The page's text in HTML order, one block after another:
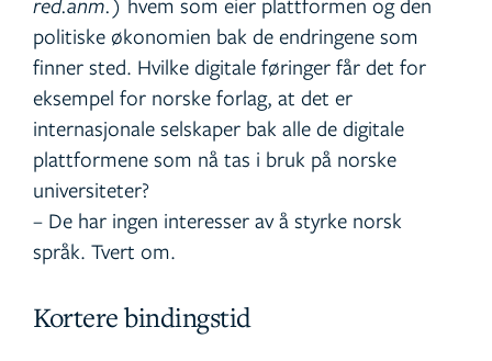
politiske økonomien bak de endringene som
finner sted. Hvilke digitale føringer får det for
eksempel for norske forlag, at det er
internasjonale selskaper bak alle de digitale
plattformene som nå tas i bruk på norske
universiteter?
– De har ingen interesser av å styrke norsk
språk. Tvert om.
Kortere bindingstid